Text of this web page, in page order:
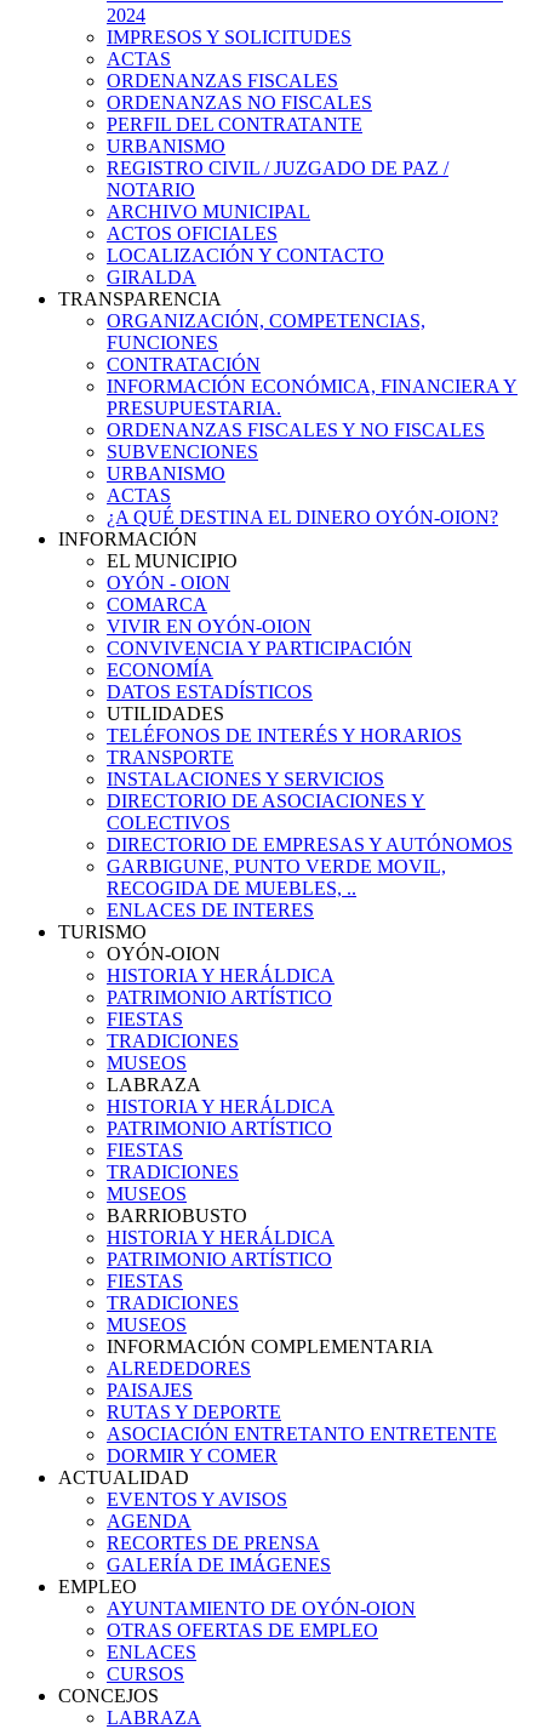
2024
IMPRESOS Y SOLICITUDES
ACTAS
ORDENANZAS FISCALES
ORDENANZAS NO FISCALES
PERFIL DEL CONTRATANTE
URBANISMO
REGISTRO CIVIL / JUZGADO DE PAZ /
NOTARIO
ARCHIVO MUNICIPAL
ACTOS OFICIALES
LOCALIZACIÓN Y CONTACTO
GIRALDA
TRANSPARENCIA
ORGANIZACIÓN, COMPETENCIAS,
FUNCIONES
CONTRATACIÓN
INFORMACIÓN ECONÓMICA, FINANCIERA Y
PRESUPUESTARIA.
ORDENANZAS FISCALES Y NO FISCALES
SUBVENCIONES
URBANISMO
ACTAS
¿A QUÉ DESTINA EL DINERO OYÓN-OION?
INFORMACIÓN
EL MUNICIPIO
OYÓN - OION
COMARCA
VIVIR EN OYÓN-OION
CONVIVENCIA Y PARTICIPACIÓN
ECONOMÍA
DATOS ESTADÍSTICOS
UTILIDADES
TELÉFONOS DE INTERÉS Y HORARIOS
TRANSPORTE
INSTALACIONES Y SERVICIOS
DIRECTORIO DE ASOCIACIONES Y
COLECTIVOS
DIRECTORIO DE EMPRESAS Y AUTÓNOMOS
GARBIGUNE, PUNTO VERDE MOVIL,
RECOGIDA DE MUEBLES, ..
ENLACES DE INTERES
TURISMO
OYÓN-OION
HISTORIA Y HERÁLDICA
PATRIMONIO ARTÍSTICO
FIESTAS
TRADICIONES
MUSEOS
LABRAZA
HISTORIA Y HERÁLDICA
PATRIMONIO ARTÍSTICO
FIESTAS
TRADICIONES
MUSEOS
BARRIOBUSTO
HISTORIA Y HERÁLDICA
PATRIMONIO ARTÍSTICO
FIESTAS
TRADICIONES
MUSEOS
INFORMACIÓN COMPLEMENTARIA
ALREDEDORES
PAISAJES
RUTAS Y DEPORTE
ASOCIACIÓN ENTRETANTO ENTRETENTE
DORMIR Y COMER
ACTUALIDAD
EVENTOS Y AVISOS
AGENDA
RECORTES DE PRENSA
GALERÍA DE IMÁGENES
EMPLEO
AYUNTAMIENTO DE OYÓN-OION
OTRAS OFERTAS DE EMPLEO
ENLACES
CURSOS
CONCEJOS
LABRAZA